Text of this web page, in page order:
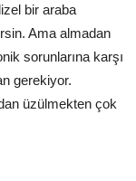
bir araba
Ama almadan
sorunlarına karşı
gerekiyor.
üzülmekten çok